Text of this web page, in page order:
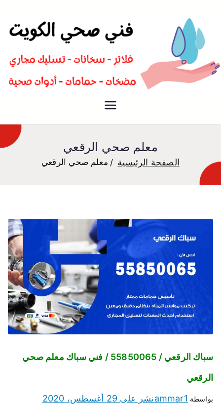
سباك صحي تسليك مجاري افضل
معلم صحي الرقعي
الصفحة الرئيسية معلم صحي الرقعي
سباك الرقعي / 55850065 / فني سباك معلم صحي
الرقعي
بواسطة ammar1نشر على 29 أغسطس، 2020